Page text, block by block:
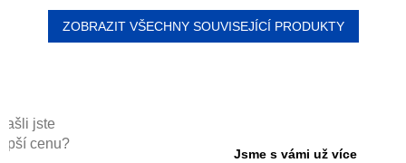
jste
cenu?
Jsme s vámi už více
ZOBRAZIT VŠECHNY SOUVISEJÍCÍ PRODUKTY